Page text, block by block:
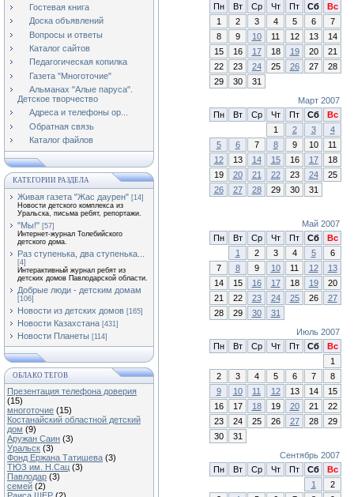
Гостевая книга
Доска объявлений
Вопросы и ответы
Каталог сайтов
Педагогическая копилка
Газета "Многоточие"
Альманах "Алые паруса".
Детское творчество
Адреса и телефоны ор...
Обратная связь
Каталог файлов
КАТЕГОРИИ РАЗДЕЛА
Живая газета "Жас даурен" [14]
Новости детского комплекса из
Уральска, письма ребят, репортажи.
"Мы!" [57]
Интернет-журнал Толебийского
детского дома.
Раз ступенька, два ступенька...
[4]
Интерактивный журнал ребят из
детских домов Павлодарской области.
Добрые люди - детским домам
[106]
Новости из детских домов [165]
Новости Казахстана [431]
Новости Планеты [114]
ОБЛАКО ТЕГОВ
Презентация телефона доверия
(15)
многоточие (15)
Костанайский областной детский
дом (9)
Аружан Саин (3)
Уральск (3)
Фонд Ержана Татишева (3)
ТЮЗ им. Н.Сац (3)
Павлодар (3)
семей (2)
Пн
Вт Ср Чт Пт Сб
Вс
1
2 3 4 5 6
7
8
9 10 11 12 13
14
15
16 17 18 19 20
21
22
23 24 25 26 27
28
29
30
31
Март 2007
Пн
Вт Ср Чт Пт Сб
Вс
1
2 3
4
5
6 7 8 9 10
11
12
13 14 15 16 17
18
19
20 21 22 23 24
25
26
27 28 29 30 31
Май 2007
Пн
Вт Ср Чт Пт Сб
Вс
1
2 3 4 5
6
7
8 9 10 11 12
13
14
15 16 17 18 19
20
21
22 23 24 25 26
27
28
29 30
31
Июль 2007
Пн
Вт Ср Чт Пт Сб
Вс
1
2
3 4 5 6 7
8
9
10 11 12 13 14
15
16
17 18 19 20 21
22
23
24 25 26 27 28
29
30
31
Сентябрь 2007
Пн
Вт Ср Чт Пт Сб
Вс
1
2